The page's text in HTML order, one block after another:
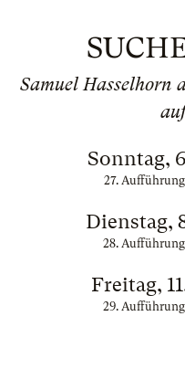
Samuel Hasselhorn
Sonntag,
27.
Dienstag,
28.
Freitag,
29.